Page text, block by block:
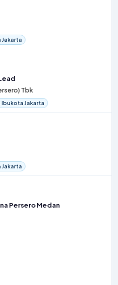
Jakarta
Tbk
Ibukota Jakarta
Jakarta
Persero Medan